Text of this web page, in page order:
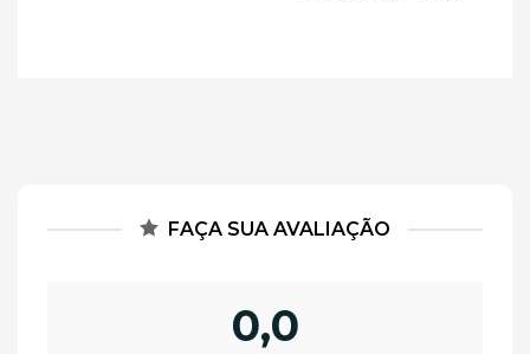
FAÇA SUA AVALIAÇÃO
0,0